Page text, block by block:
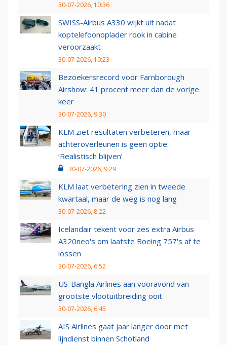
30-07-2026, 10:36
SWISS-Airbus A330 wijkt uit nadat
koptelefoonoplader rook in cabine
veroorzaakt
30-07-2026, 10:23
Bezoekersrecord voor Farnborough
Airshow: 41 procent meer dan de vorige
keer
30-07-2026, 9:30
KLM ziet resultaten verbeteren, maar
achteroverleunen is geen optie:
‘Realistisch blijven’
30-07-2026, 9:29
KLM laat verbetering zien in tweede
kwartaal, maar de weg is nog lang
30-07-2026, 8:22
Icelandair tekent voor zes extra Airbus
A320neo's om laatste Boeing 757's af te
lossen
30-07-2026, 6:52
US-Bangla Airlines aan vooravond van
grootste vlootuitbreiding ooit
30-07-2026, 6:45
AIS Airlines gaat jaar langer door met
lijndienst binnen Schotland